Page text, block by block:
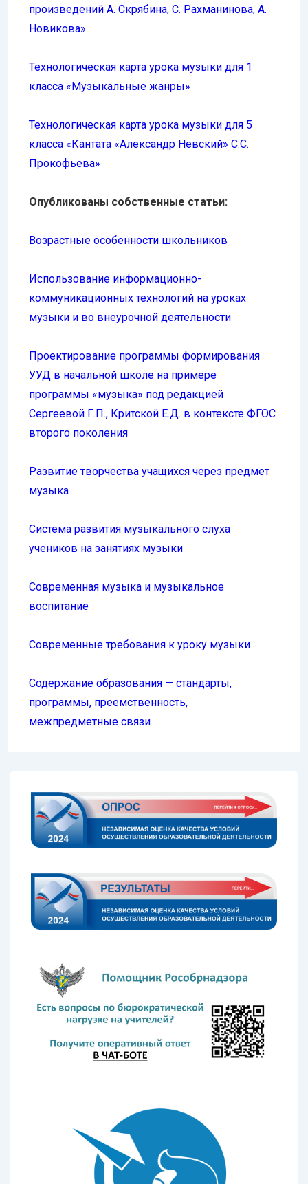
произведений А. Скрябина, С. Рахманинова, А.
Новикова»
Технологическая карта урока музыки для 1
класса «Музыкальные жанры»
Технологическая карта урока музыки для 5
класса «Кантата «Александр Невский» С.С.
Прокофьева»
Опубликованы собственные статьи:
Возрастные особенности школьников
Использование информационно-
коммуникационных технологий на уроках
музыки и во внеурочной деятельности
Проектирование программы формирования
УУД в начальной школе на примере
программы «музыка» под редакцией
Сергеевой Г.П., Критской Е.Д. в контексте ФГОС
второго поколения
Развитие творчества учащихся через предмет
музыка
Система развития музыкального слуха
учеников на занятиях музыки
Современная музыка и музыкальное
воспитание
Современные требования к уроку музыки
Содержание образования — стандарты,
программы, преемственность,
межпредметные связи